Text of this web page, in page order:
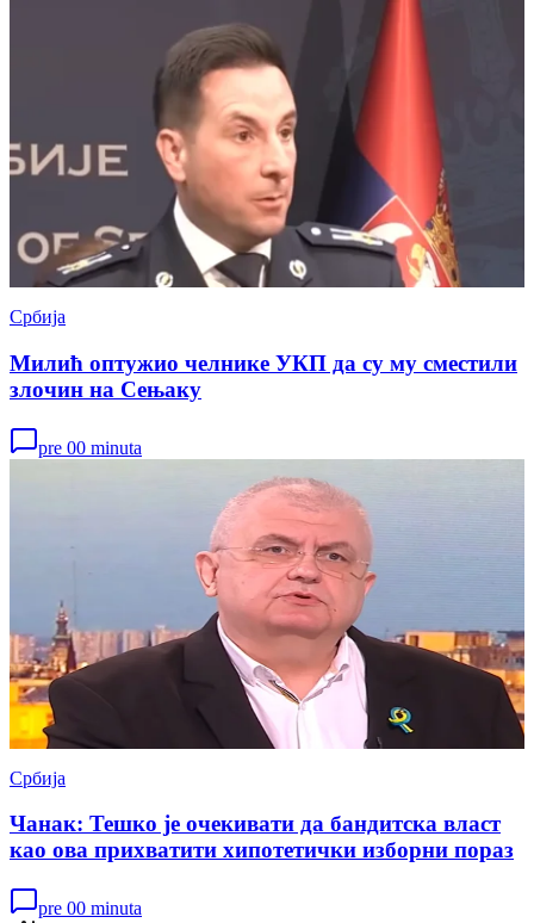
Србија
Милић оптужио челнике УКП да су му сместили
злочин на Сењаку
pre 00 minuta
Србија
Чанак: Тешко је очекивати да бандитска власт
као ова прихватити хипотетички изборни пораз
pre 00 minuta